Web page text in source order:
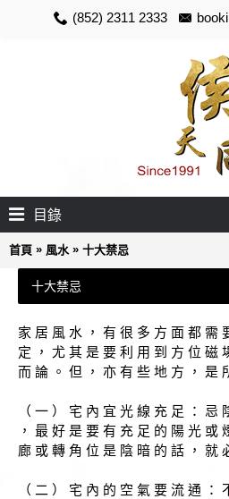
(852) 2311 2333
目錄
首頁 » 風水 » 十大禁忌
十大禁忌
家 居 風 水 ， 有 很 多 方 面 都 需
定 ， 尤 其 是 要 利 用 到 方 位 磁
而 論 。 但 ， 亦 有 些 地 方 ， 是
（ 一 ） 宅 內 宜 光 線 充 足 ： 忌
， 最 好 是 要 有 充 足 的 陽 光 或
廊 或 轉 角 位 是 陰 暗 的 話 ， 就
（ 二 ） 宅 內 的 空 氣 要 流 通 ：